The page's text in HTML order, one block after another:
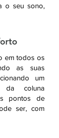
o seu sono,
em todos os
as suas
um
da coluna
pontos de
ser, com